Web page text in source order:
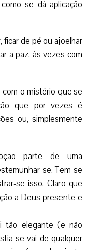
se dá aplicação
ficar de pé ou ajoelhar
a paz, às vezes com
o mistério que se
que por vezes é
ou, simplesmente
parte de uma
se. Tem-se
se isso. Claro que
a Deus presente e
tão elegante (e não
se vai de qualquer